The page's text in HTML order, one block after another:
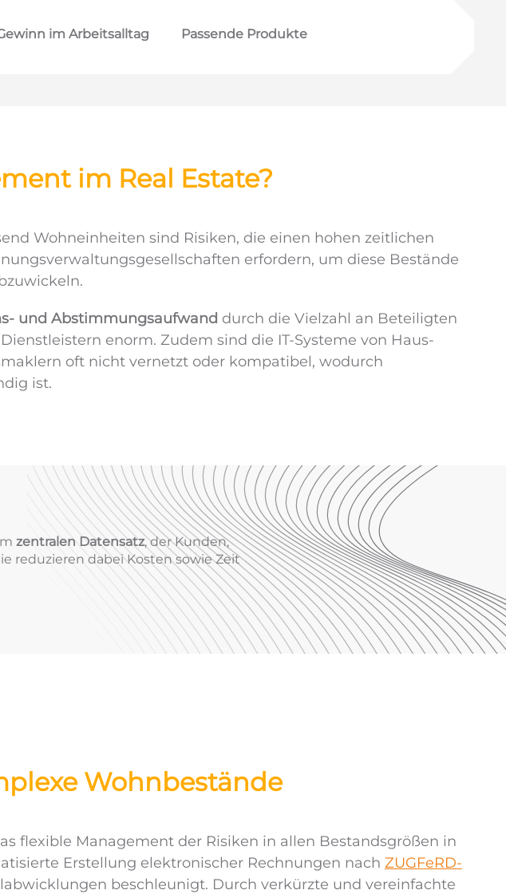
im Arbeitsalltag Passende Produkte
im Real Estate?
Wohneinheiten sind Risiken, die einen hohen zeitlichen
erfordern, um diese Bestände
und Abstimmungsaufwand durch die Vielzahl an Beteiligten
enorm. Zudem sind die IT-Systeme von Haus­
oft nicht vernetzt oder kompatibel, wodurch
ist.
zentralen Datensatz, der Kunden,
reduzieren dabei Kosten sowie Zeit
Wohnbestände
flexible Management der Risiken in allen Bestandsgrößen in
Erstellung elektronischer Rechnungen nach ZUGFeRD-
beschleunigt. Durch verkürzte und vereinfachte